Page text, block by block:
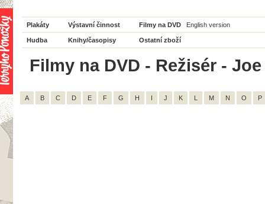
Plakáty Výstavní činnost Filmy na DVD English version
Hudba Knihy/časopisy Ostatní zboží
Filmy na DVD - Režisér -
A B C D E F G H I J K L M N O P